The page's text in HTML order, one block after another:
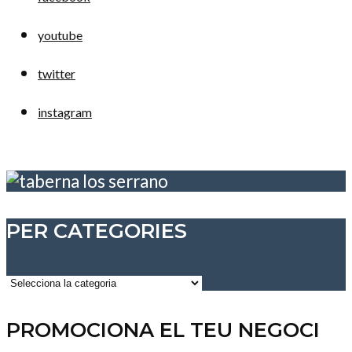
youtube
twitter
instagram
PER CATEGORIES
Per
PROMOCIONA EL TEU NEGOCI